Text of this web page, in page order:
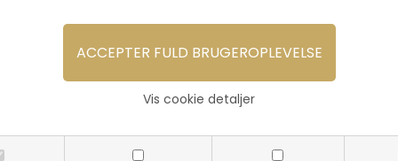
Vis cookie detaljer
også interesseret i